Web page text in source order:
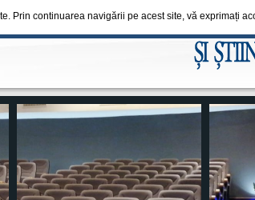
Prin continuarea navigării pe acest site, vă exprimați